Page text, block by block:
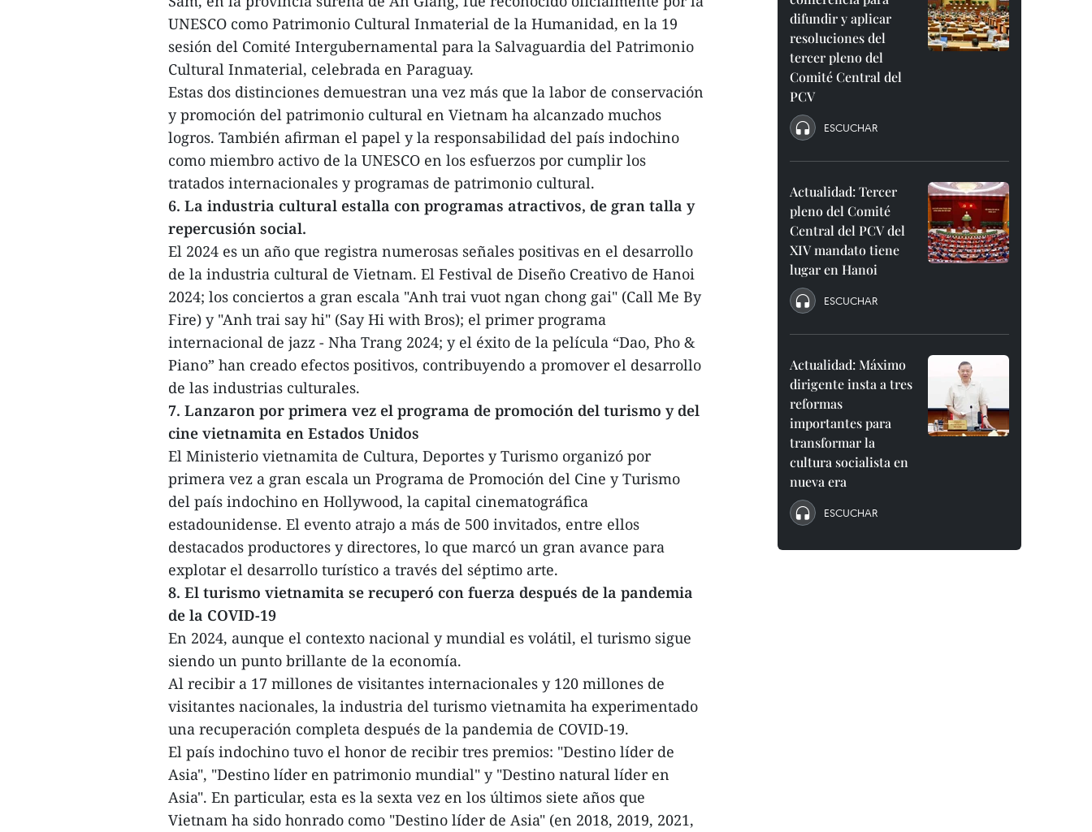
UNESCO como Patrimonio Cultural Inmaterial de la Humanidad, en la 19
sesión del Comité Intergubernamental para la Salvaguardia del Patrimonio
Cultural Inmaterial, celebrada en Paraguay.
Estas dos distinciones demuestran una vez más que la labor de conservación
y promoción del patrimonio cultural en Vietnam ha alcanzado muchos
logros. También afirman el papel y la responsabilidad del país indochino
como miembro activo de la UNESCO en los esfuerzos por cumplir los
tratados internacionales y programas de patrimonio cultural.
6. La industria cultural estalla con programas atractivos, de gran talla y
repercusión social.
El 2024 es un año que registra numerosas señales positivas en el desarrollo
de la industria cultural de Vietnam. El Festival de Diseño Creativo de Hanoi
2024; los conciertos a gran escala "Anh trai vuot ngan chong gai" (Call Me By
Fire) y "Anh trai say hi" (Say Hi with Bros); el primer programa
internacional de jazz - Nha Trang 2024; y el éxito de la película “Dao, Pho &
Piano” han creado efectos positivos, contribuyendo a promover el desarrollo
de las industrias culturales.
7. Lanzaron por primera vez el programa de promoción del turismo y del
cine vietnamita en Estados Unidos
El Ministerio vietnamita de Cultura, Deportes y Turismo organizó por
primera vez a gran escala un Programa de Promoción del Cine y Turismo
del país indochino en Hollywood, la capital cinematográfica
estadounidense. El evento atrajo a más de 500 invitados, entre ellos
destacados productores y directores, lo que marcó un gran avance para
explotar el desarrollo turístico a través del séptimo arte.
8. El turismo vietnamita se recuperó con fuerza después de la pandemia
de la COVID-19
En 2024, aunque el contexto nacional y mundial es volátil, el turismo sigue
siendo un punto brillante de la economía.
Al recibir a 17 millones de visitantes internacionales y 120 millones de
visitantes nacionales, la industria del turismo vietnamita ha experimentado
una recuperación completa después de la pandemia de COVID-19.
El país indochino tuvo el honor de recibir tres premios: "Destino líder de
Asia", "Destino líder en patrimonio mundial" y "Destino natural líder en
Asia". En particular, esta es la sexta vez en los últimos siete años que
Vietnam ha sido honrado como "Destino líder de Asia" (en 2018, 2019, 2021,
difundir y aplicar
resoluciones del
tercer pleno del
Comité Central del
PCV
ESCUCHAR
Actualidad: Tercer
pleno del Comité
Central del PCV del
XIV mandato tiene
lugar en Hanoi
ESCUCHAR
Actualidad: Máximo
dirigente insta a tres
reformas
importantes para
transformar la
cultura socialista en
nueva era
ESCUCHAR